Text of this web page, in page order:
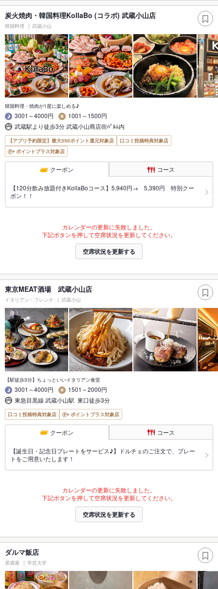
炭火焼肉・韓国料理KollaBo (コラボ) 武蔵小山店
韓国料理 武蔵小山
韓国料理・焼肉が1度に楽しめる♪
3001～4000円
1001～1500円
武蔵駅より徒歩3分 武蔵小山商店街ﾊﾟﾙﾑ内
【アプリ予約限定】最大350ポイント還元対象店
口コミ投稿特典対象店
ポイントプラス対象店
クーポン コース
【120分飲み放題付きKollaBoコース】5,940円→ 5,390円 特別クー
ポン！！
カレンダーの更新に失敗しました。
下記ボタンを押して空席状況を更新してください。
空席状況を更新する
東京MEAT酒場 武蔵小山店
イタリアン・フレンチ 武蔵小山
【駅徒歩3分】ちょっといいイタリアン食堂
3001～4000円
1501～2000円
東急目黒線 武蔵小山駅 東口徒歩3分
口コミ投稿特典対象店 ポイントプラス対象店
クーポン コース
【誕生日・記念日プレートをサービス♪】ドルチェのご注文で、プレー
トをご用意いたします！
カレンダーの更新に失敗しました。
下記ボタンを押して空席状況を更新してください。
空席状況を更新する
ダルマ飯店
居酒屋 学芸大学